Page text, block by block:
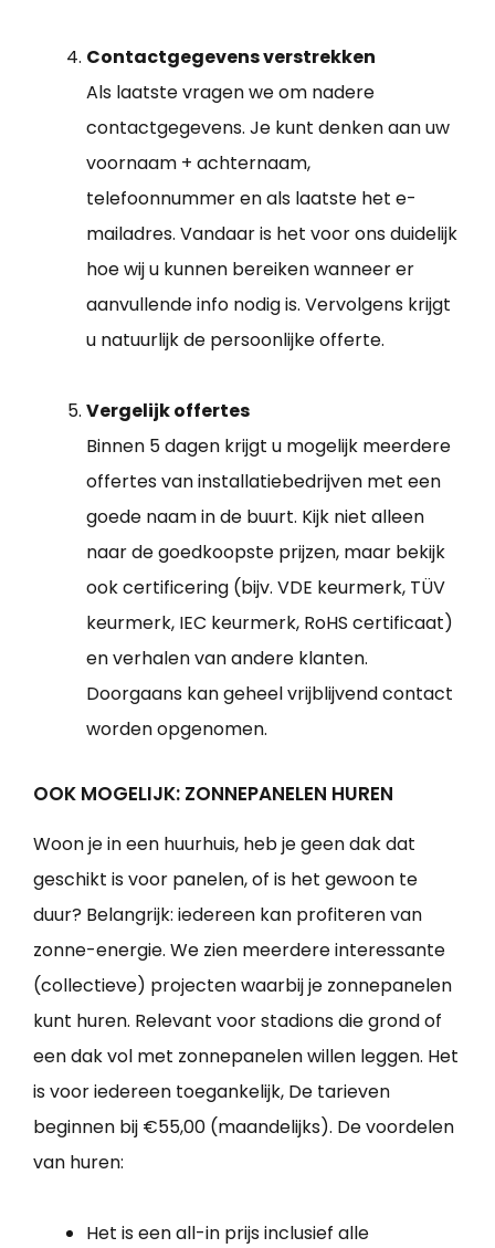
Contactgegevens verstrekken
Als laatste vragen we om nadere
contactgegevens. Je kunt denken aan uw
voornaam + achternaam,
telefoonnummer en als laatste het e-
mailadres. Vandaar is het voor ons duidelijk
hoe wij u kunnen bereiken wanneer er
aanvullende info nodig is. Vervolgens krijgt
u natuurlijk de persoonlijke offerte.
Vergelijk offertes
Binnen 5 dagen krijgt u mogelijk meerdere
offertes van installatiebedrijven met een
goede naam in de buurt. Kijk niet alleen
naar de goedkoopste prijzen, maar bekijk
ook certificering (bijv. VDE keurmerk, TÜV
keurmerk, IEC keurmerk, RoHS certificaat)
en verhalen van andere klanten.
Doorgaans kan geheel vrijblijvend contact
worden opgenomen.
OOK MOGELIJK: ZONNEPANELEN HUREN
Woon je in een huurhuis, heb je geen dak dat
geschikt is voor panelen, of is het gewoon te
duur? Belangrijk: iedereen kan profiteren van
zonne-energie. We zien meerdere interessante
(collectieve) projecten waarbij je zonnepanelen
kunt huren. Relevant voor stadions die grond of
een dak vol met zonnepanelen willen leggen. Het
is voor iedereen toegankelijk, De tarieven
beginnen bij €55,00 (maandelijks). De voordelen
van huren:
Het is een all-in prijs inclusief alle